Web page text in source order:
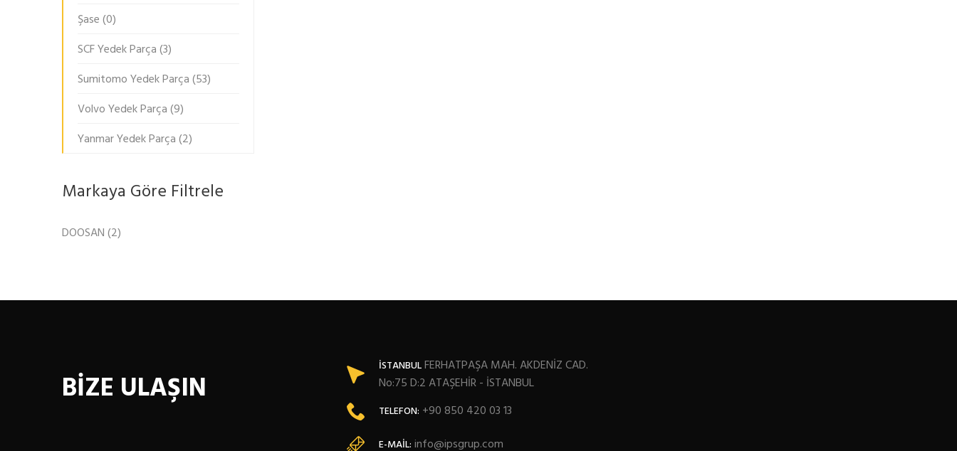
Şase(0)
SCF Yedek Parça(3)
Sumitomo Yedek Parça(53)
Volvo Yedek Parça(9)
Yanmar Yedek Parça(2)
Markaya Göre Filtrele
DOOSAN(2)
BİZE ULAŞIN
İSTANBULFERHATPAŞA MAH. AKDENİZ CAD.
No:75 D:2 ATAŞEHİR - İSTANBUL
TELEFON: +90 850 420 03 13
E-MAIL: info@ipsgrup.com